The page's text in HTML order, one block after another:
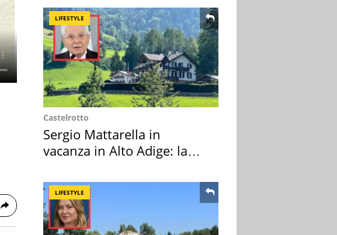
LIFESTYLE
Castelrotto
Sergio Mattarella in
vacanza in Alto Adige: la
LIFESTYLE